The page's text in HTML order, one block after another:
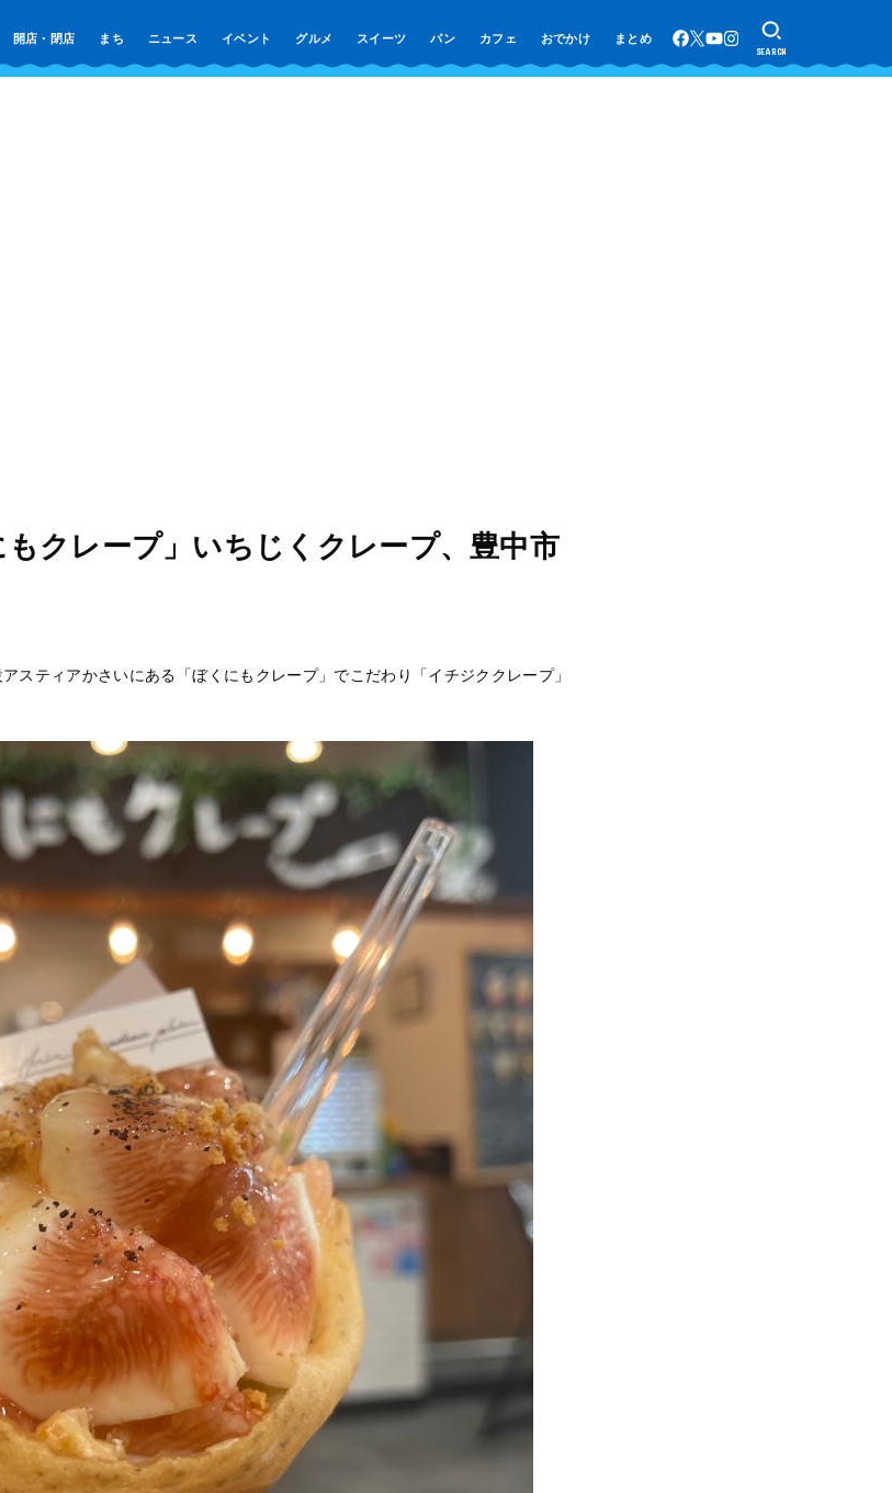
開店・閉店 まち ニュース イベント グルメ スイーツ パン カフェ おでかけ まとめ
SEARCH
もクレープ」いちじくクレープ、豊中市
スティアかさいにある「ぼくにもクレープ」でこだわり「イチジククレープ」